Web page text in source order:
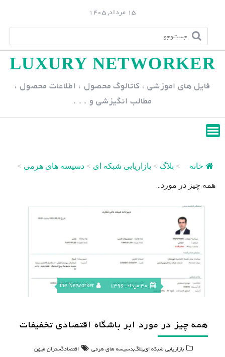
p
n
15 مرداد, 1405
LUXURY NETWORKER
فایل های اموزشی ، کاتالوگ محصول ، اطلاعات محصول ،
مطالب انگیزشی و . . .
خانه > بلاگ > بازاریابی شبکه ای > دسیسه های هرمی >
همه چیز در مورد...
30 مرداد, 1396 the Networker
همه چیز در مورد ابر باشگاه اقتصادی تخفیفات
بازاریابی شبکه ای,بلاگ,دسیسه های هرمی
اقتصادگستران میهن